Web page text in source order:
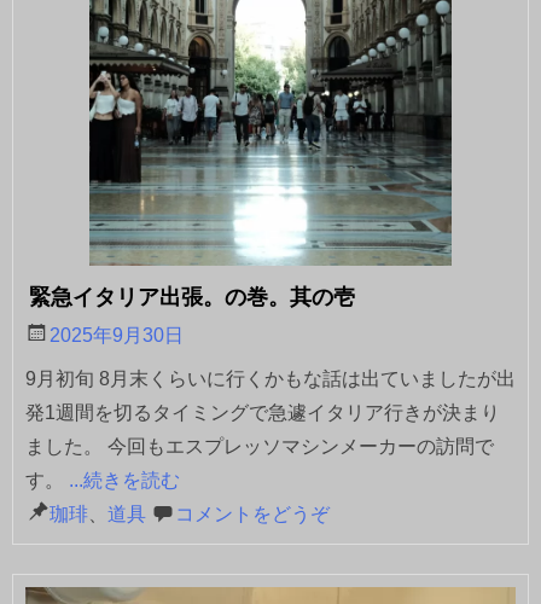
緊急イタリア出張。の巻。其の壱
2025年9月30日
9月初旬 8月末くらいに行くかもな話は出ていましたが出
発1週間を切るタイミングで急遽イタリア行きが決まり
ました。 今回もエスプレッソマシンメーカーの訪問で
す。 ...続きを読む
珈琲、 道具 コメントをどうぞ